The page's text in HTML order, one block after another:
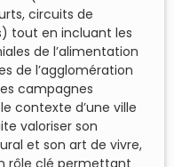
circuits de
tout en incluant les
de l’alimentation
de l’agglomération
campagnes
contexte d’une ville
valoriser son
et son art de vivre,
rôle clé permettant